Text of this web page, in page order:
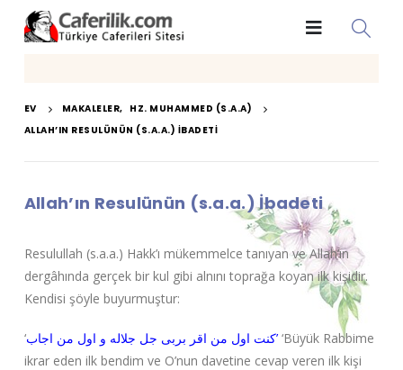
EV MAKALELER, HZ. MUHAMMED (S.A.A)
ALLAH’IN RESULÜNÜN (S.A.A.) İBADETI
Allah’ın Resulünün (s.a.a.) İbadeti
Resulullah (s.a.a.) Hakk’ı mükemmelce tanıyan ve Allah’ın
dergâhında gerçek bir kul gibi alnını toprağa koyan ilk kişidir.
Kendisi şöyle buyurmuştur:
‘ كنت اول من اقر بربى جل جلاله و اول من اجاب’‘Büyük Rabbime
ikrar eden ilk bendim ve O’nun davetine cevap veren ilk kişi